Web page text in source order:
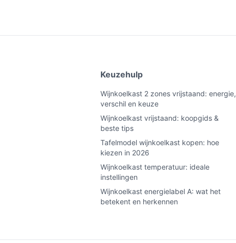
Keuzehulp
Wijnkoelkast 2 zones vrijstaand: energie,
verschil en keuze
Wijnkoelkast vrijstaand: koopgids &
beste tips
Tafelmodel wijnkoelkast kopen: hoe
kiezen in 2026
Wijnkoelkast temperatuur: ideale
instellingen
Wijnkoelkast energielabel A: wat het
betekent en herkennen